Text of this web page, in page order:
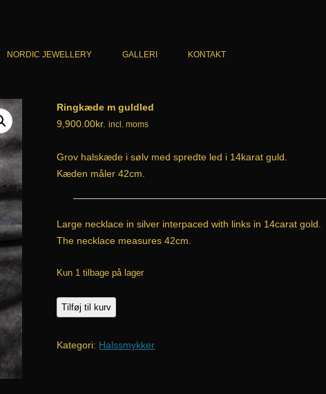
HALSSMYKKER
ØRERINGE
HERRESMYKKER
UNIKA
NORDIC JEWELLERY GALLERI KONTAKT
Ringkæde m guldled
9,900.00kr. incl. moms
Grov halskæde i sølv med spredte led i 14karat guld.
Kæden måler 42cm.
Large necklace in silver interpaced with links in 14carat gold.
The necklace measures 42cm.
Kun 1 tilbage på lager
Ringkæde
Tilføj til kurv
Kategori: Halssmykker